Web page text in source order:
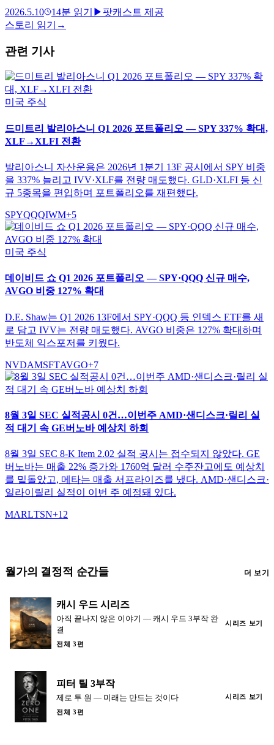
2026.5.10 14분 읽기 ▶ 팟캐스트 제공
스토리 읽기 →
관련 기사
미국 주식
드미트리 발리아스니 Q1 2026 포트폴리오 — SPY 337% 확대,
XLF→XLFI 전환
발리아스니 자산운용은 2026년 1분기 13F 공시에서 SPY 비중
을 337% 늘리고 IVV·XLF를 전량 매도했다. GLD·XLFI 등 신
규 5종목을 편입하며 포트폴리오를 재편했다.
SPYQQQIWM+5
미국 주식
데이비드 쇼 Q1 2026 포트폴리오 — SPY·QQQ 신규 매수,
AVGO 비중 127% 확대
D.E. Shaw는 Q1 2026 13F에서 SPY·QQQ 등 인덱스 ETF를 새
로 담고 IVV는 전량 매도했다. AVGO 비중은 127% 확대하며
반도체 익스포저를 키웠다.
NVDAMSFTAVGO+7
8월 3일 SEC 실적공시 0건…이번주 AMD·샌디스크·릴리 실
적 대기 속 GE버노바 예상치 하회
8월 3일 SEC 8-K Item 2.02 실적 공시는 접수되지 않았다. GE
버노바는 매출 22% 증가와 1760억 달러 수주잔고에도 예상치
를 밑돌았고, 메타는 매출 서프라이즈를 냈다. AMD·샌디스크·
일라이릴리 실적이 이번 주 예정돼 있다.
MARLTSN+12
월가의 결정적 순간들 더 보기
캐시 우드 시리즈
아직 끝나지 않은 이야기 — 캐시 우드 3부작 완
결
전체 3편
시리즈 보기
피터 틸 3부작
제로 투 원 — 미래는 만드는 것이다
전체 3편
시리즈 보기